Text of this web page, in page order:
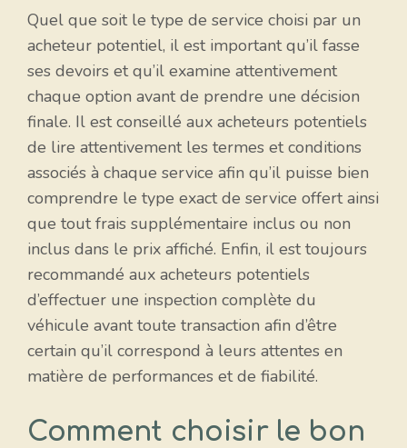
Quel que soit le type de service choisi par un
acheteur potentiel, il est important qu’il fasse
ses devoirs et qu’il examine attentivement
chaque option avant de prendre une décision
finale. Il est conseillé aux acheteurs potentiels
de lire attentivement les termes et conditions
associés à chaque service afin qu’il puisse bien
comprendre le type exact de service offert ainsi
que tout frais supplémentaire inclus ou non
inclus dans le prix affiché. Enfin, il est toujours
recommandé aux acheteurs potentiels
d’effectuer une inspection complète du
véhicule avant toute transaction afin d’être
certain qu’il correspond à leurs attentes en
matière de performances et de fiabilité.
Comment choisir le bon